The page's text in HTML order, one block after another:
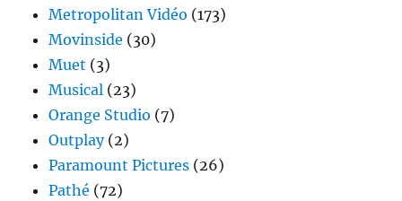
Metropolitan Vidéo (173)
Movinside (30)
Muet (3)
Musical (23)
Orange Studio (7)
Outplay(2)
Paramount Pictures (26)
Pathé (72)